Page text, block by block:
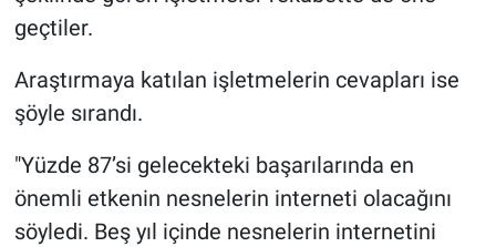
geçtiler.
Araştırmaya katılan işletmelerin cevapları ise
şöyle sırandı.
"Yüzde 87’si gelecekteki başarılarında en
önemli etkenin nesnelerin interneti olacağını
söyledi. Beş yıl içinde nesnelerin internetini